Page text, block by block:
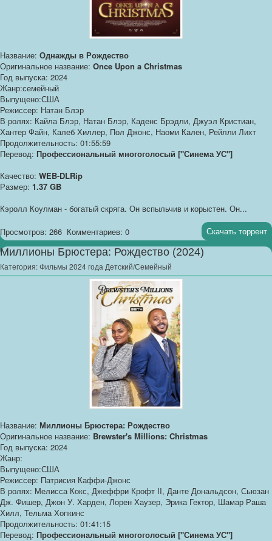
Название: Однажды в Рождество
Оригинальное название: Once Upon a Christmas
Год выпуска: 2024
Жанр:семейный
Выпущено:США
Режиссер: Натан Блэр
В ролях: Кайла Блэр, Натан Блэр, Каденс Брэдли, Джуэл Кристиан,
Хантер Файн, Калеб Хиллер, Пол Джонс, Наоми Кален, Рейлли Лихт
Продолжительность: 01:55:59
Перевод: Профессиональный многоголосый ["Синема УС"]
Качество: WEB-DLRip
Размер: 1.37 GB
Кэролл Коулман - богатый скряга. Он вспыльчив и корыстен. Он...
Просмотров: 266 Комментариев: 0 Скачать торрент
Миллионы Брюстера: Рождество (2024)
Категория:Фильмы 2024 года Детский/Семейный
Название: Миллионы Брюстера: Рождество
Оригинальное название: Brewster's Millions: Christmas
Год выпуска: 2024
Жанр:
Выпущено:США
Режиссер: Патрисия Каффи-Джонс
В ролях: Мелисса Кокс, Джеффри Крофт II, Данте Дональдсон, Сьюзан
Дж. Фишер, Джон У. Харден, Лорен Хаузер, Эрика Гектор, Шамар Раша
Хилл, Тельма Хопкинс
Продолжительность: 01:41:15
Перевод: Профессиональный многоголосый ["Синема УС"]